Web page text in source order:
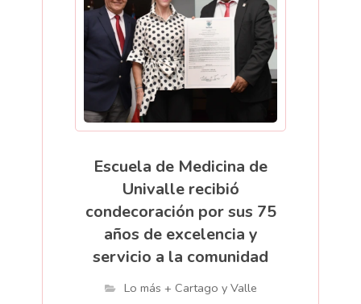
Escuela de Medicina de
Univalle recibió
condecoración por sus 75
años de excelencia y
servicio a la comunidad
Lo más + Cartago y Valle